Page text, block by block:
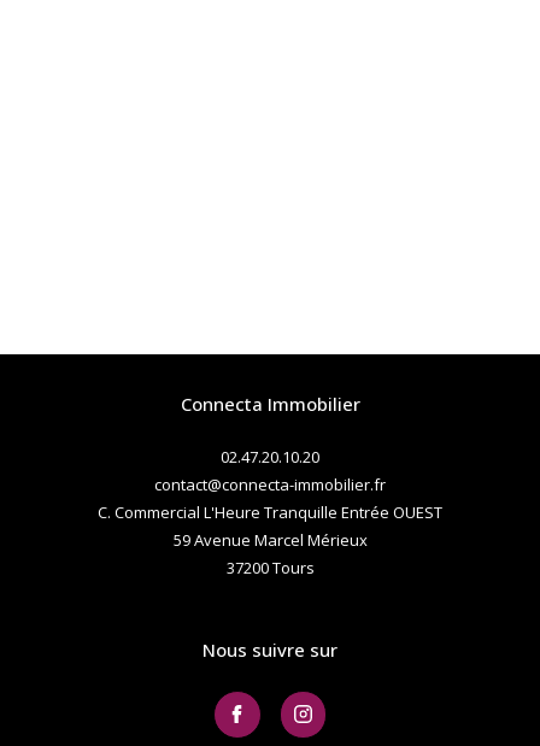
Connecta Immobilier
02.47.20.10.20
contact@connecta-immobilier.fr
C. Commercial L'Heure Tranquille Entrée OUEST
59 Avenue Marcel Mérieux
37200 tours
Nous suivre sur